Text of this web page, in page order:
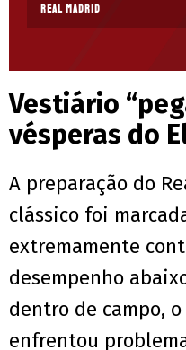
Real Madrid
Vestiário
vésperas do
A preparação do
clássico foi
extremamente
desempenho
dentro de campo,
enfrentou